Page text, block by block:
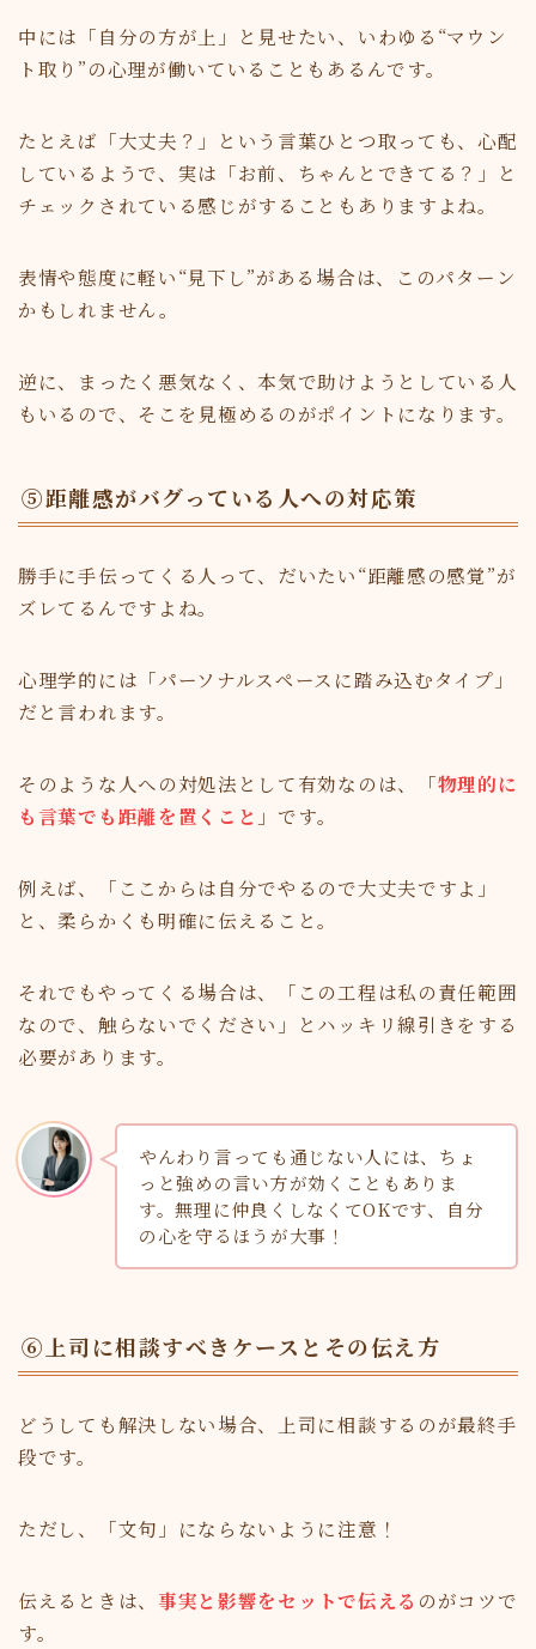
中には「自分の方が上」と見せたい、いわゆる“マウン
ト取り”の心理が働いていることもあるんです。
たとえば「大丈夫？」という言葉ひとつ取っても、心配
しているようで、実は「お前、ちゃんとできてる？」と
チェックされている感じがすることもありますよね。
表情や態度に軽い“見下し”がある場合は、このパターン
かもしれません。
逆に、まったく悪気なく、本気で助けようとしている人
もいるので、そこを見極めるのがポイントになります。
⑤距離感がバグっている人への対応策
勝手に手伝ってくる人って、だいたい“距離感の感覚”が
ズレてるんですよね。
心理学的には「パーソナルスペースに踏み込むタイプ」
だと言われます。
そのような人への対処法として有効なのは、「物理的に
も言葉でも距離を置くこと 」です。
例えば、「ここからは自分でやるので大丈夫ですよ」
と、柔らかくも明確に伝えること。
それでもやってくる場合は、「この工程は私の責任範囲
なので、触らないでください」とハッキリ線引きをする
必要があります。
やんわり言っても通じない人には、ちょ
っと強めの言い方が効くこともありま
す。無理に仲良くしなくてOKです、自分
の心を守るほうが大事！
⑥上司に相談すべきケースとその伝え方
どうしても解決しない場合、上司に相談するのが最終手
段です。
ただし、「文句」にならないように注意！
伝えるときは、 事実と影響をセットで伝える のがコツで
す。